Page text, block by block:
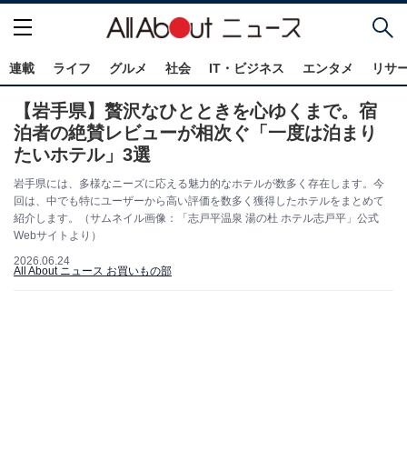
連載 ライフ グルメ 社会 IT・ビジネス エンタメ リサ
【岩手県】贅沢なひとときを心ゆくまで。宿
泊者の絶賛レビューが相次ぐ「一度は泊まり
たいホテル」3選
岩手県には、多様なニーズに応える魅力的なホテルが数多く存在します。今
回は、中でも特にユーザーから高い評価を数多く獲得したホテルをまとめて
紹介します。（サムネイル画像：「志戸平温泉 湯の杜 ホテル志戸平」公式
Webサイトより）
2026.06.24
All About ニュース お買いもの部